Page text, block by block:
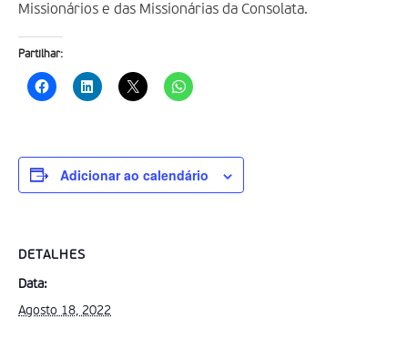
Missionários e das Missionárias da Consolata.
Partilhar:
Adicionar ao calendário
DETALHES
Data:
Agosto 18, 2022